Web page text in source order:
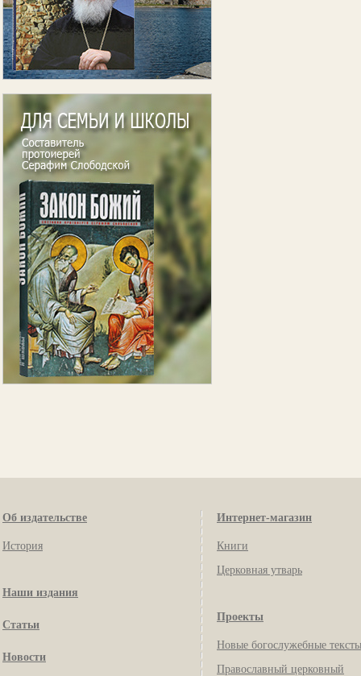
Об издательстве
История
Наши издания
Статьи
Новости
Интернет-магазин
Книги
Церковная утварь
Проекты
Новые богослужебные тексты
Православный церковный